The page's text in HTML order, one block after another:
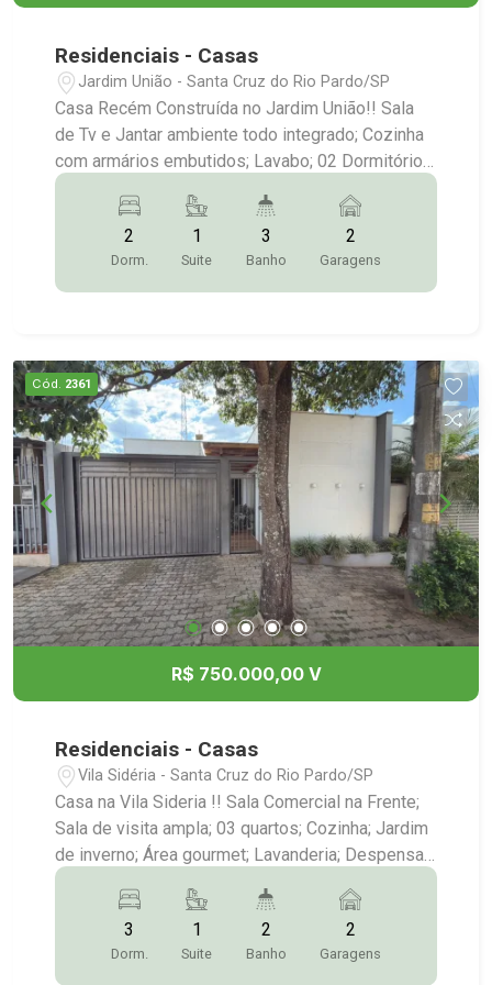
Residenciais - Casas
Jardim União - Santa Cruz do Rio Pardo/SP
Casa Recém Construída no Jardim União!! Sala
de Tv e Jantar ambiente todo integrado; Cozinha
com armários embutidos; Lavabo; 02 Dormitórios
sendo 01 com suíte e closet; Área Gourmet com
churrasqueira, piscina; Garagem para 02 carros;
Mais Informações:(14)9.9743-9789/9.9613-
5228/3372-2528
2
Dorm.
1
Suite
3
Banho
2
Garagens
Cód. 2361
R$ 750.000,00 V
Residenciais - Casas
Vila Sidéria - Santa Cruz do Rio Pardo/SP
Casa na Vila Sideria !! Sala Comercial na Frente;
Sala de visita ampla; 03 quartos; Cozinha; Jardim
de inverno; Área gourmet; Lavanderia; Despensa;
Quintal amplo; Mais Informações:(14)9.9743-
9789/9.9613-5228/3372-2528
3
Dorm.
1
Suite
2
Banho
2
Garagens